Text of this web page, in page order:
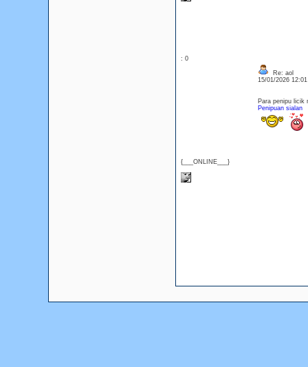
: 0
{___ONLINE___}
Re: aol
15/01/2026
Para penipu licik
Penipuan sialan